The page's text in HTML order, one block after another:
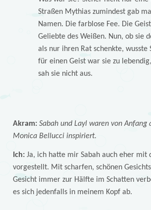
Straßen Mythias zumindest gab
Namen. Die farblose Fee. Die
Geliebte des Weißen. Nun, ob sie
als nur ihren Rat schenkte, wusste
für einen Geist war sie zu
sah sie nicht aus.
Akram: Sabah und Layl waren von Anfang
Monica Bellucci inspiriert.
Ich:Ja, ich hatte mir Sabah auch eher mit
vorgestellt. Mit scharfen, schönen
Gesicht immer zur Hälfte im Schatten
es sich jedenfalls in meinem Kopf ab.